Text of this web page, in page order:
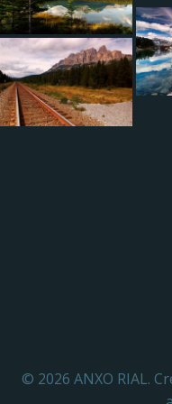
© 2026 ANXO RIAL.